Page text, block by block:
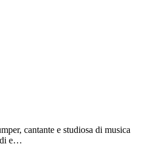
cantante e studiosa di musica
e…